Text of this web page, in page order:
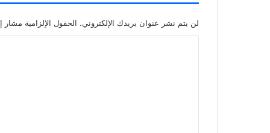
لن يتم نشر عنوان بريدك الإلكتروني. الحقول الإلزامية مشار